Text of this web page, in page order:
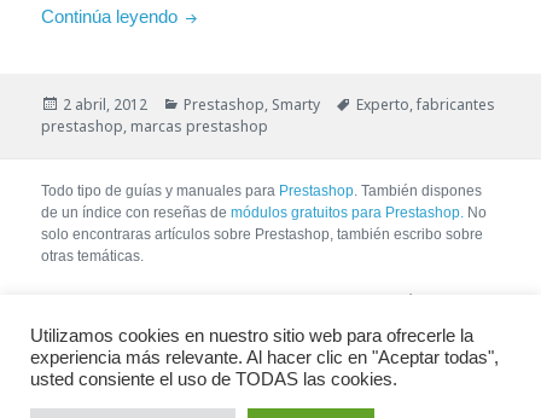
Continúa leyendo Visualizar marcas en el listado de productos
Publicado
el
2 abril, 2012 Categorías
Prestashop, Smarty Etiquetas
Experto,fabricantes
prestashop, marcas prestashop
Todo tipo de guías y manuales para Prestashop. También dispones
de un índice con reseñas demódulos gratuitos para Prestashop. No
solo encontraras artículos sobre Prestashop, también escribo sobre
otras temáticas.
artículo escribiendo un pequeño extracto y no plagiando el contenido.
Utilizamos cookies en nuestro sitio web para ofrecerle la
experiencia más relevante. Al hacer clic en "Aceptar todas",
usted consiente el uso de TODAS las cookies.